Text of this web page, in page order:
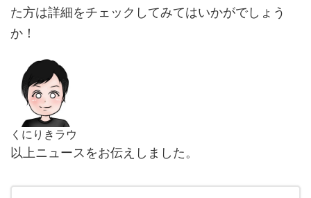
た方は詳細をチェックしてみてはいかがでしょう
か！
くにりきラウ
以上ニュースをお伝えしました。